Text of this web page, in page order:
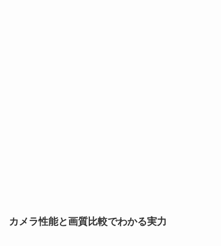
カメラ性能と画質比較でわかる実力